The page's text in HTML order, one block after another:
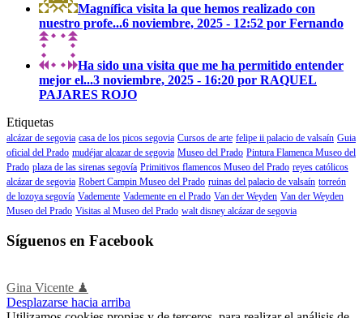
Magnífica visita la que hemos realizado con
nuestro profe...6 noviembre, 2025 - 12:52 por Fernando
Ha sido una visita que me ha permitido entender
mejor el...3 noviembre, 2025 - 16:20 por RAQUEL
PAJARES ROJO
Etiquetas
alcázar de segovia casa de los picos segovia Cursos de arte felipe ii palacio de valsaín Guia
oficial del Prado mudéjar alcazar de segovia Museo del Prado Pintura Flamenca Museo del
Prado plaza de las sirenas segovía Primitivos flamencos Museo del Prado reyes católicos
alcázar de segovia Robert Campin Museo del Prado ruinas del palacio de valsaín torreón
de lozoya segovía Vademente Vademente en el Prado Van der Weyden Van der Weyden
Museo del Prado Visitas al Museo del Prado walt disney alcázar de segovia
Síguenos en Facebook
Gina Vicente ♟
Desplazarse hacia arriba